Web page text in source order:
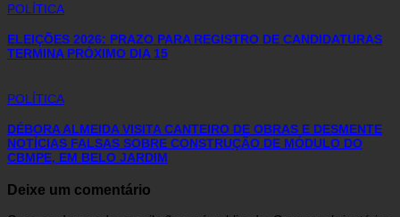
POLÍTICA
ELEIÇÕES 2026: PRAZO PARA REGISTRO DE CANDIDATURAS
TERMINA PRÓXIMO DIA 15
POLÍTICA
DÉBORA ALMEIDA VISITA CANTEIRO DE OBRAS E DESMENTE
NOTÍCIAS FALSAS SOBRE CONSTRUÇÃO DE MÓDULO DO
CBMPE, EM BELO JARDIM
Deixe um comentário